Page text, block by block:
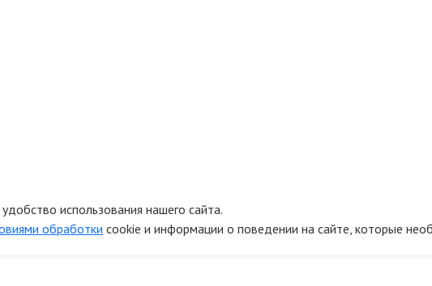
использования нашего сайта.
обработки cookie и информации о поведении на сайте, которые